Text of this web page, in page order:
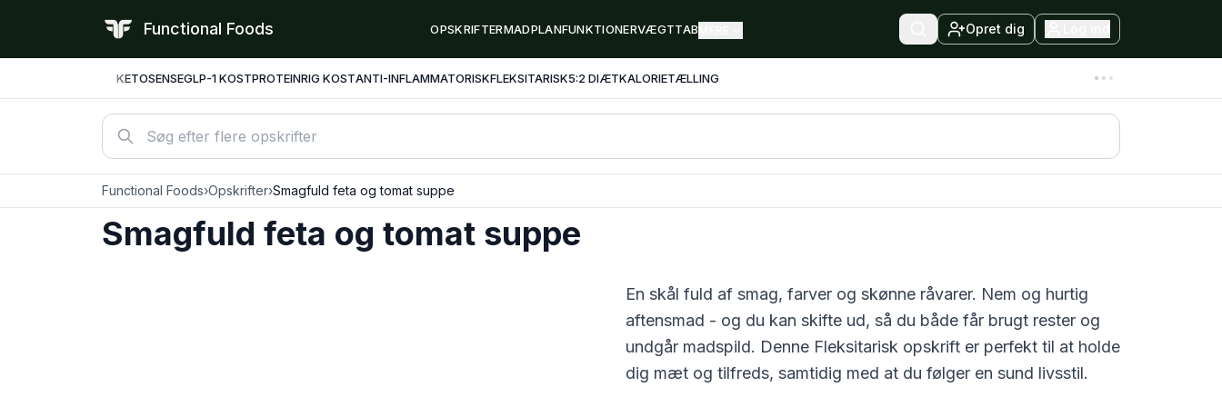
Functional Foods OPSKRIFTERMADPLANFUNKTIONERVÆGTTAB Opret dig
KETOSENSEGLP-1 KOSTPROTEINRIG KOSTANTI-INFLAMMATORISKFLEKSITARISK5:2 DIÆTKALORIETÆLLING
Functional Foods›Opskrifter›Smagfuld feta og tomat suppe
Smagfuld feta og tomat suppe
En skål fuld af smag, farver og skønne råvarer. Nem og hurtig
aftensmad - og du kan skifte ud, så du både får brugt rester og
undgår madspild. Denne Fleksitarisk opskrift er perfekt til at holde
dig mæt og tilfreds, samtidig med at du følger en sund livsstil.